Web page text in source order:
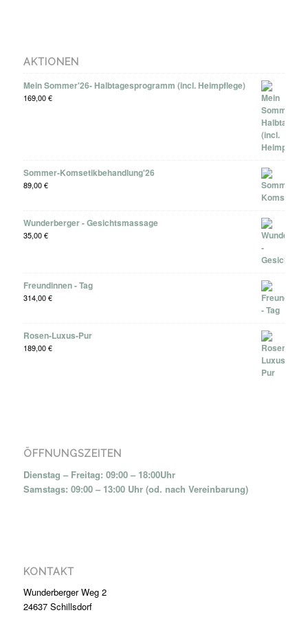
AKTIONEN
Mein Sommer'26- Halbtagesprogramm (incl. Heimpflege)
169,00€
Sommer-Komsetikbehandlung'26
89,00€
Wunderberger - Gesichtsmassage
35,00€
Freundinnen - Tag
314,00€
Rosen-Luxus-Pur
189,00€
ÖFFNUNGSZEITEN
Dienstag – Freitag: 09:00 – 18:00Uhr
Samstags: 09:00 – 13:00 Uhr (od. nach Vereinbarung)
KONTAKT
Wunderberger Weg 2
24637 Schillsdorf